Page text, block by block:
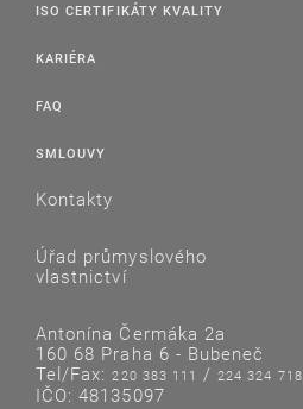
ISO CERTIFIKÁTY KVALITY
KARIÉRA
FAQ
SMLOUVY
Kontakty
Úřad průmyslového
vlastnictví
Antonína Čermáka 2a
160 68 Praha 6 - Bubeneč
Tel/Fax:220 383 111 /224 324 718
IČO: 48135097